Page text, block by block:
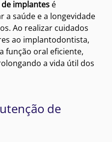
implantes é
a saúde e a longevidade
Ao realizar cuidados
ao implantodontista,
função oral eficiente,
a vida útil dos
de